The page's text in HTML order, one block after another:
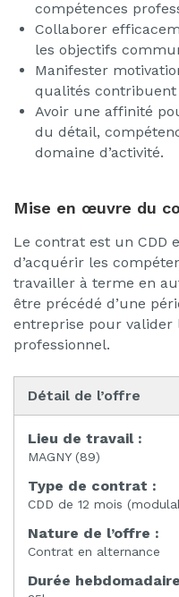
compétences
Collaborer
les objectifs
Manifester
qualités contribuent
Avoir une affinité
du détail,
domaine d’activité.
Mise en œuvre du
Le contrat est un CDD
d’acquérir les
travailler à terme en
être précédé d’une
entreprise pour valider
professionnel.
Détail de l’offre
Lieu de travail :
MAGNY (89)
Type de contrat :
CDD de 12 mois
Nature de l’offre :
Contrat en alternance
Durée